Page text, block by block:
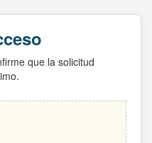
que la solicitud